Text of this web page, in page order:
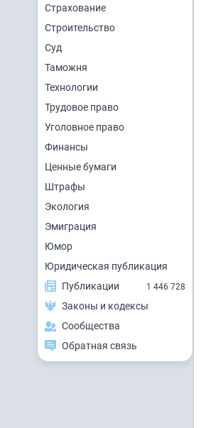
Страхование
Строительство
Суд
Таможня
Технологии
Трудовое право
Уголовное право
Финансы
Ценные бумаги
Штрафы
Экология
Эмиграция
Юмор
Юридическая публикация
Публикации
1 446 728
Законы и кодексы
Сообщества
Обратная связь